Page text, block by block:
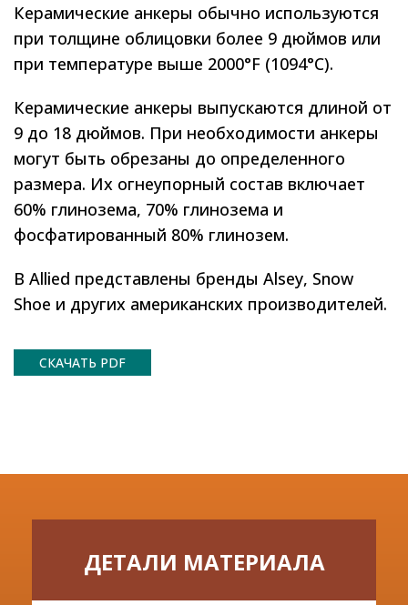
Керамические анкеры обычно используются
при толщине облицовки более 9 дюймов или
при температуре выше 2000°F (1094°C).
Керамические анкеры выпускаются длиной от
9 до 18 дюймов. При необходимости анкеры
могут быть обрезаны до определенного
размера. Их огнеупорный состав включает
60% глинозема, 70% глинозема и
фосфатированный 80% глинозем.
В Allied представлены бренды Alsey, Snow
Shoe и других американских производителей.
СКАЧАТЬ PDF
ДЕТАЛИ МАТЕРИАЛА